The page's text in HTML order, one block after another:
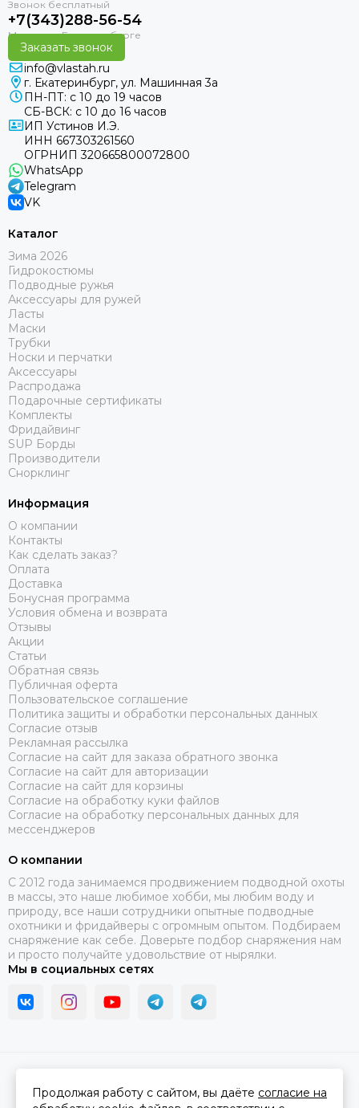
+7(343)288-56-54
Заказать звонок
info@vlastah.ru
г. Екатеринбург, ул. Машинная 3а
ПН-ПТ: с 10 до 19 часов
СБ-ВСК: с 10 до 16 часов
ИП Устинов И.Э.
ИНН 667303261560
ОГРНИП 320665800072800
WhatsApp
Telegram
VK
Каталог
Зима 2026
Гидрокостюмы
Подводные ружья
Аксессуары для ружей
Ласты
Маски
Трубки
Носки и перчатки
Аксессуары
Распродажа
Подарочные сертификаты
Комплекты
Фридайвинг
SUP Борды
Производители
Снорклинг
Информация
О компании
Контакты
Как сделать заказ?
Оплата
Доставка
Бонусная программа
Условия обмена и возврата
Отзывы
Акции
Статьи
Обратная связь
Публичная оферта
Пользовательское соглашение
Политика защиты и обработки персональных данных
Согласие отзыв
Рекламная рассылка
Согласие на сайт для заказа обратного звонка
Согласие на сайт для авторизации
Согласие на сайт для корзины
Согласие на обработку куки файлов
Согласие на обработку персональных данных для
мессенджеров
О компании
C 2012 года занимаемся продвижением подводной охоты
в массы, это наше любимое хобби, мы любим воду и
природу, все наши сотрудники опытные подводные
охотники и фридайверы с огромным опытом. Подбираем
снаряжение как себе. Доверьте подбор снаряжения нам
и просто получайте удовольствие от нырялки.
Мы в социальных сетях
Сделано вMOSK.STUDIOдля платформыInSales
Продолжая работу с сайтом, вы даёте согласие на